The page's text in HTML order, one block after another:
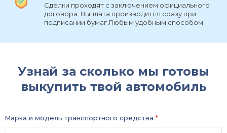
Сделки проходят с заключением официального
договора. Выплата производится сразу при
подписании бумаг Любым удобным способом.
Узнай за сколько мы готовы
выкупить твой автомобиль
Марка и модель транспортного средства *